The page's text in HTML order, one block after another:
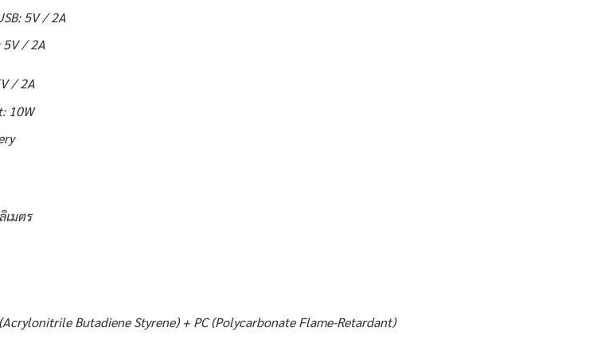
5V / 2A
5V / 2A
/ 2A
10W
เมตร
Butadiene Styrene) + PC (Polycarbonate Flame-Retardant)